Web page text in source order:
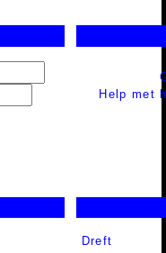
Help met
Dreft